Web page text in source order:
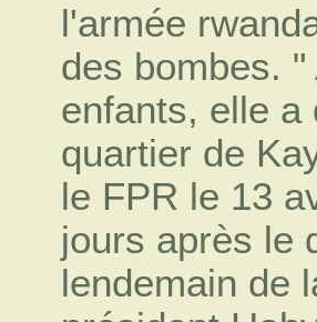
l'armée
des bombes.
enfants, elle a
quartier de
le FPR le 13
jours après le
lendemain de